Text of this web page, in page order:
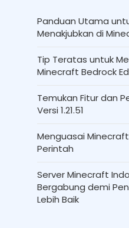
Panduan Utama
Menakjubkan di
Tip Teratas untuk
Minecraft Bedrock
Temukan Fitur dan
Versi 1.21.51
Menguasai
Perintah
Server Minecraft
Bergabung demi
Lebih Baik